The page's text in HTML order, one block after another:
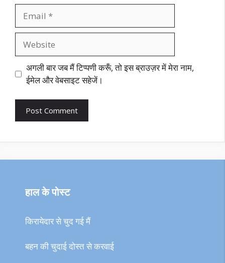
अगली बार जब मैं टिप्पणी करूँ, तो इस ब्राउज़र में मेरा नाम,
ईमेल और वेबसाइट सहेजें।
हाल के पोस्ट
किरायेदार से चुद गई मैं
बहन की चुदाई दोस्त से करवाई